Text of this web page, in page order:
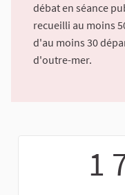
débat en séance
recueilli au moins
d'au moins 30
d'outre-mer.
1